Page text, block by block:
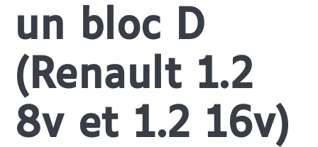
un bloc D
(Renault 1.2
8v et 1.2 16v)